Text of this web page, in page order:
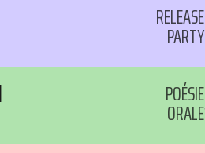
RELEASE
PARTY
POÉSIE
ORALE